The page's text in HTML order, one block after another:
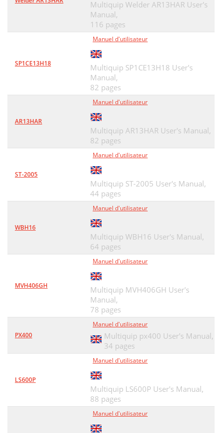
Multiquip Welder AR13HAR User's
Manual,
116 pages
SP1CE13H18
Manuel d'utilisateur
Multiquip SP1CE13H18 User's
Manual,
82 pages
AR13HAR
Manuel d'utilisateur
Multiquip AR13HAR User's Manual,
82 pages
ST-2005
Manuel d'utilisateur
Multiquip ST-2005 User's Manual,
44 pages
WBH16
Manuel d'utilisateur
Multiquip WBH16 User's Manual,
64 pages
MVH406GH
Manuel d'utilisateur
Multiquip MVH406GH User's
Manual,
78 pages
PX400
Manuel d'utilisateur
Multiquip px400 User's Manual,
34 pages
LS600P
Manuel d'utilisateur
Multiquip LS600P User's Manual,
88 pages
Manuel d'utilisateur